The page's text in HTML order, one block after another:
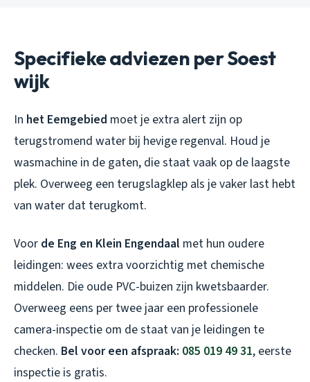
Specifieke adviezen per Soest
wijk
In het Eemgebied moet je extra alert zijn op
terugstromend water bij hevige regenval. Houd je
wasmachine in de gaten, die staat vaak op de laagste
plek. Overweeg een terugslagklep als je vaker last hebt
van water dat terugkomt.
Voor de Eng en Klein Engendaal met hun oudere
leidingen: wees extra voorzichtig met chemische
middelen. Die oude PVC-buizen zijn kwetsbaarder.
Overweeg eens per twee jaar een professionele
camera-inspectie om de staat van je leidingen te
checken. Bel voor een afspraak: 085 019 49 31, eerste
inspectie is gratis.